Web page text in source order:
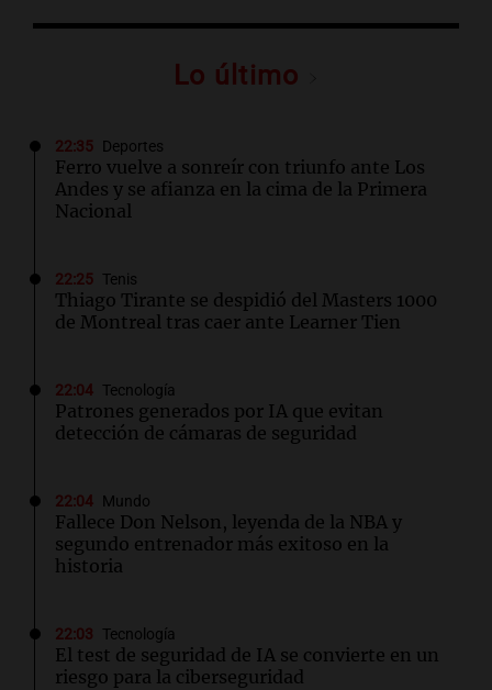
Lo último
22:35 Deportes
Ferro vuelve a sonreír con triunfo ante Los
Andes y se afianza en la cima de la Primera
Nacional
22:25 Tenis
Thiago Tirante se despidió del Masters 1000
de Montreal tras caer ante Learner Tien
22:04 Tecnología
Patrones generados por IA que evitan
detección de cámaras de seguridad
22:04 Mundo
Fallece Don Nelson, leyenda de la NBA y
segundo entrenador más exitoso en la
historia
22:03 Tecnología
El test de seguridad de IA se convierte en un
riesgo para la ciberseguridad